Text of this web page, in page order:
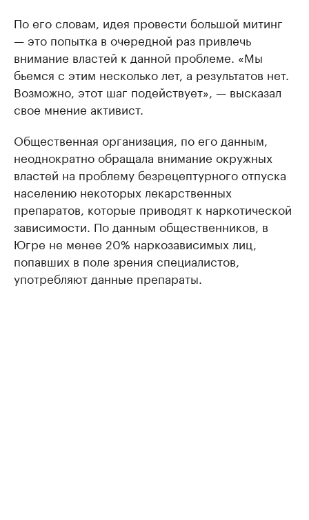
По его словам, идея провести большой митинг
— это попытка в очередной раз привлечь
внимание властей к данной проблеме. «Мы
бьемся с этим несколько лет, а результатов нет.
Возможно, этот шаг подействует», — высказал
свое мнение активист.
Общественная организация, по его данным,
неоднократно обращала внимание окружных
властей на проблему безрецептурного отпуска
населению некоторых лекарственных
препаратов, которые приводят к наркотической
зависимости. По данным общественников, в
Югре не менее 20% наркозависимых лиц,
попавших в поле зрения специалистов,
употребляют данные препараты.